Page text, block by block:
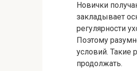
Новички
закладывает
регулярности
Поэтому
условий. Такие
продолжать.